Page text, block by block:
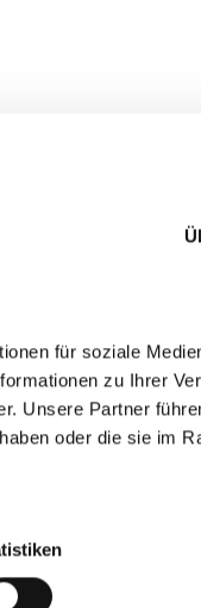
für soziale
zu Ihrer
Unsere Partner
oder die sie imJA